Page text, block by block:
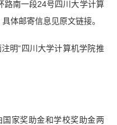
路南一段24号四川大学计算
体邮寄信息见原文链接。
明“四川大学计算机学院推
家奖助金和学校奖助金两